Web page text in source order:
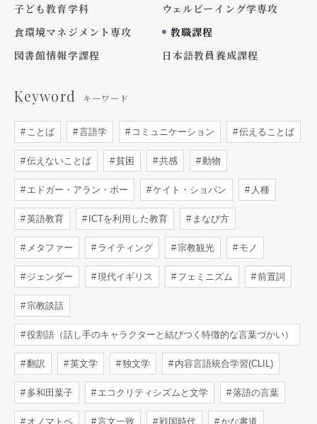
子ども教育学科
ウェルビーイング学専攻
食環境マネジメント専攻
教職課程
図書館情報学課程
日本語教員養成課程
Keyword キーワード
ことば 言語学 コミュニケーション 伝えることば
伝えないことば 貧困 共感 動物
エドガー・アラン・ポー ケイト・ショパン 人種
英語教育 ICTを利用した教育 まなび方
メタファー ライティング 宗教観光 モノ
ジェンダー 現代イギリス フェミニズム 前置詞
宗教談話
役割語（話し手のキャラクターと結びつく特徴的な言葉づかい）
翻訳 英文学 独文学 内容言語統合学習(CLIL)
多和田葉子 エコクリティシズムと文学 落語の言葉
オノマトペ 言文一致 戦国時代 かな書道